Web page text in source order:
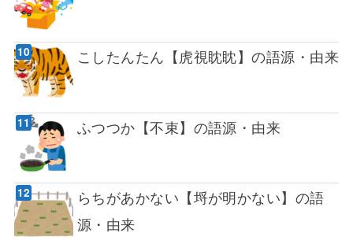
こしたんたん【虎視眈眈】の語源・由来
ふつつか【不束】の語源・由来
らちがあかない【埒が明かない】の語
源・由来